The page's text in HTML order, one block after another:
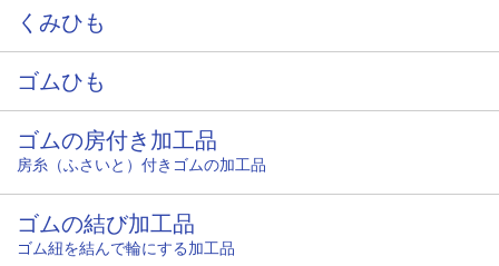
くみひも
ゴムひも
ゴムの房付き加工品
房糸（ふさいと）付きゴムの加工品
ゴムの結び加工品
ゴム紐を結んで輪にする加工品